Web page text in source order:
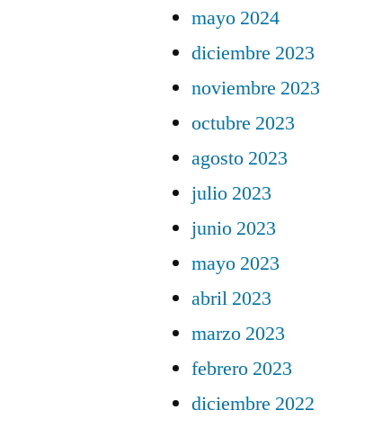
mayo 2024
diciembre 2023
noviembre 2023
octubre 2023
agosto 2023
julio 2023
junio 2023
mayo 2023
abril 2023
marzo 2023
febrero 2023
diciembre 2022